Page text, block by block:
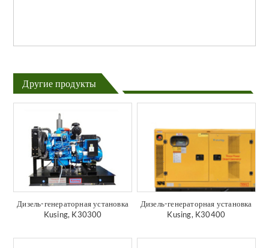
Другие продукты
Дизель-генераторная установка
Kusing, K30300
Дизель-генераторная установка
Kusing, K30400